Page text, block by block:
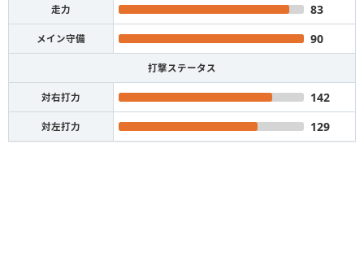
走力 83
メイン守備 90
打撃ステータス
対右打力 142
対左打力 129